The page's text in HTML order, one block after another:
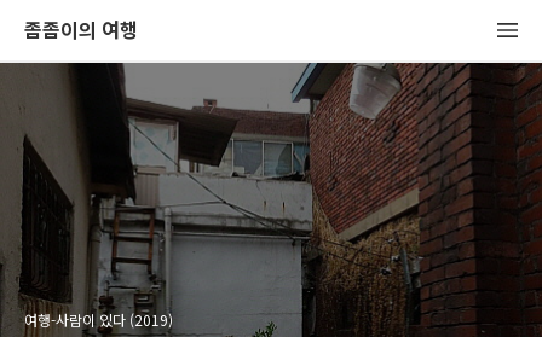
좀좀이의 여행
여행-사람이 있다 (2019)